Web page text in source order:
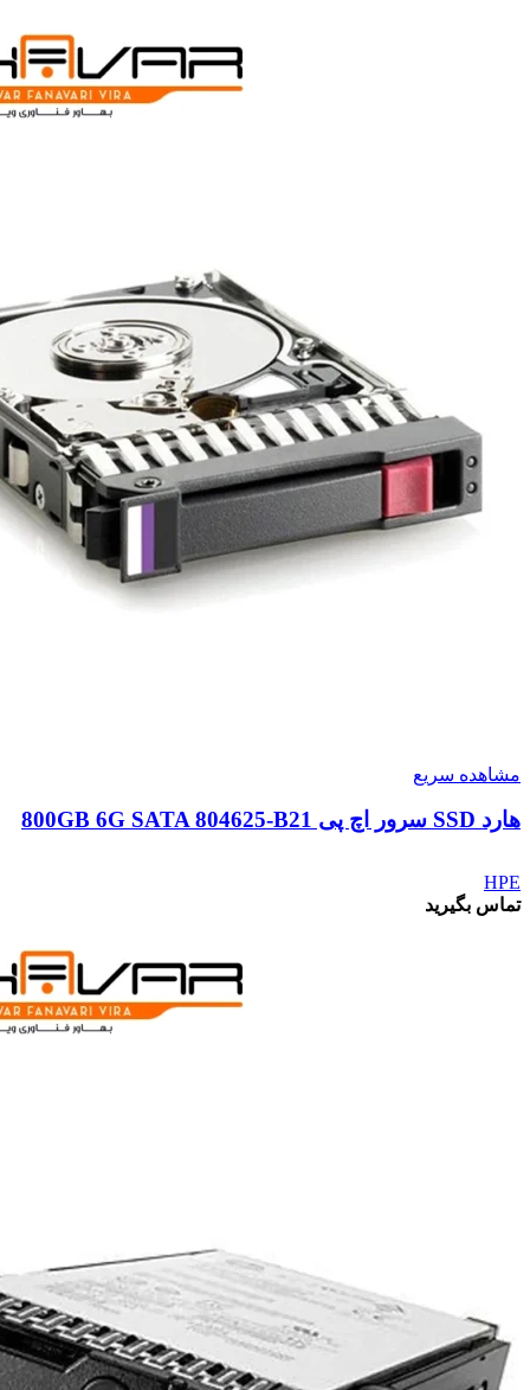
مشاهده سریع
هارد SSD سرور اچ پی 800GB 6G SATA 804625-B21
HPE
تماس بگیرید